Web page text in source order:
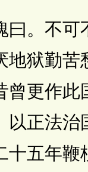
。不可
地狱勤苦
曾更作此
以正法治
十五年鞭